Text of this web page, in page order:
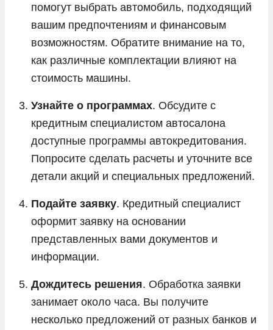
помогут выбрать автомобиль, подходящий
вашим предпочтениям и финансовым
возможностям. Обратите внимание на то,
как различные комплектации влияют на
стоимость машины.
Узнайте о программах. Обсудите с
кредитным специалистом автосалона
доступные программы автокредитования.
Попросите сделать расчеты и уточните все
детали акций и специальных предложений.
Подайте заявку. Кредитный специалист
оформит заявку на основании
представленных вами документов и
информации.
Дождитесь решения. Обработка заявки
занимает около часа. Вы получите
несколько предложений от разных банков и